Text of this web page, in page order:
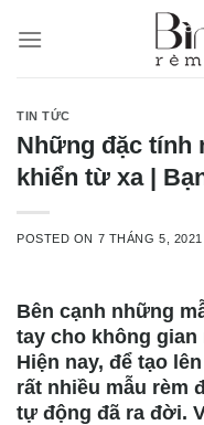
TIN TỨC
Những đặc tính
khiển từ xa |
POSTED ON 7 THÁNG 5, 2021
Bên cạnh những
tay cho không
Hiện nay, để tạo
rất nhiều mẫu rèm
tự động đã ra đời.